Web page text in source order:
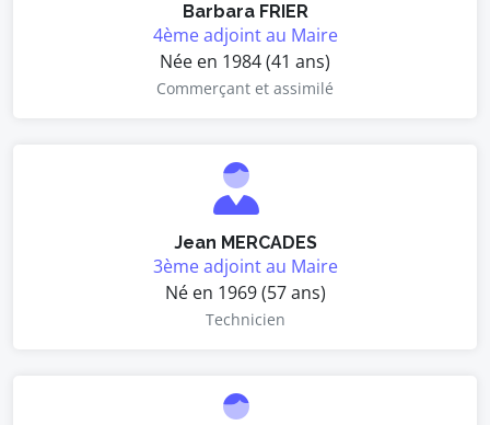
Barbara FRIER
4ème adjoint au Maire
Née en 1984 (41 ans)
Commerçant et assimilé
Jean MERCADES
3ème adjoint au Maire
Né en 1969 (57 ans)
Technicien